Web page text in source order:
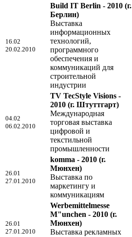
16.02
20.02.2010
Build IT Berlin - 2010 (г.
Берлин)
Выставка
информационных
технологий,
программного
обеспечения и
коммуникаций для
строительной
индустрии
04.02
06.02.2010
TV TecStyle Visions -
2010 (г. Штуттгарт)
Международная
торговая выставка
цифровой и
текстильной
промышленности
26.01
27.01.2010
komma - 2010 (г.
Мюнхен)
Выставка по
маркетингу и
коммуникациям
26.01
27.01.2010
Werbemittelmesse
M"unchen - 2010 (г.
Мюнхен)
Выставка рекламных